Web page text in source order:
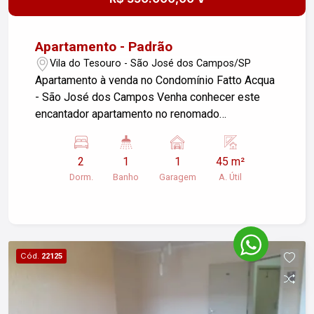
Apartamento - Padrão
Vila do Tesouro - São José dos Campos/SP
Apartamento à venda no Condomínio Fatto Acqua
- São José dos Campos Venha conhecer este
encantador apartamento no renomado
conforto, segurança e lazer em um só lugar.
Características do Imóvel: Área: 45 m² Quartos: 2
dormitórios Banheiro: 1 banheiro Cozinha:
Cozinha Planejada: Armários modernos e
funcionais, proporcionando praticidade e
organização. Ambientes Aconchegantes: Bem
no dia a dia. Condomínio Fatto Acqua: Lazer
2
Dorm.
1
Banho
1
Garagem
45 m²
A. Útil
Cód. 22125